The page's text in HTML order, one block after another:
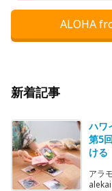
ALOHA
新着記事
ハワ
第5
ける
アラ